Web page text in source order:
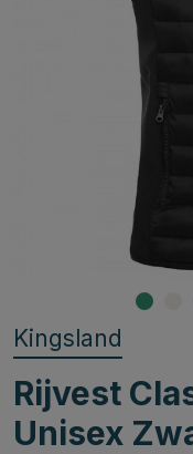
Kingsland
Rijvest
Unisex